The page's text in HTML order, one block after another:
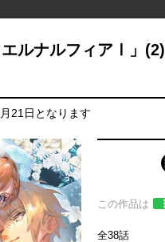
ルナルフィアⅠ」(2)
21日となります
この作品は
全38話